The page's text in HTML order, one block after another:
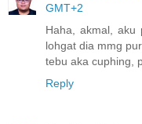
GMT+2
Haha, akmal,
lohgat dia mmg
tebu aka cuphing,
Reply